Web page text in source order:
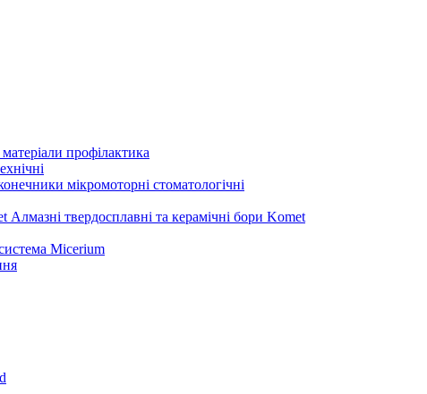
профілактика
мікромоторні стоматологічні
Алмазні твердосплавні та керамічні бори Komet
Micerium